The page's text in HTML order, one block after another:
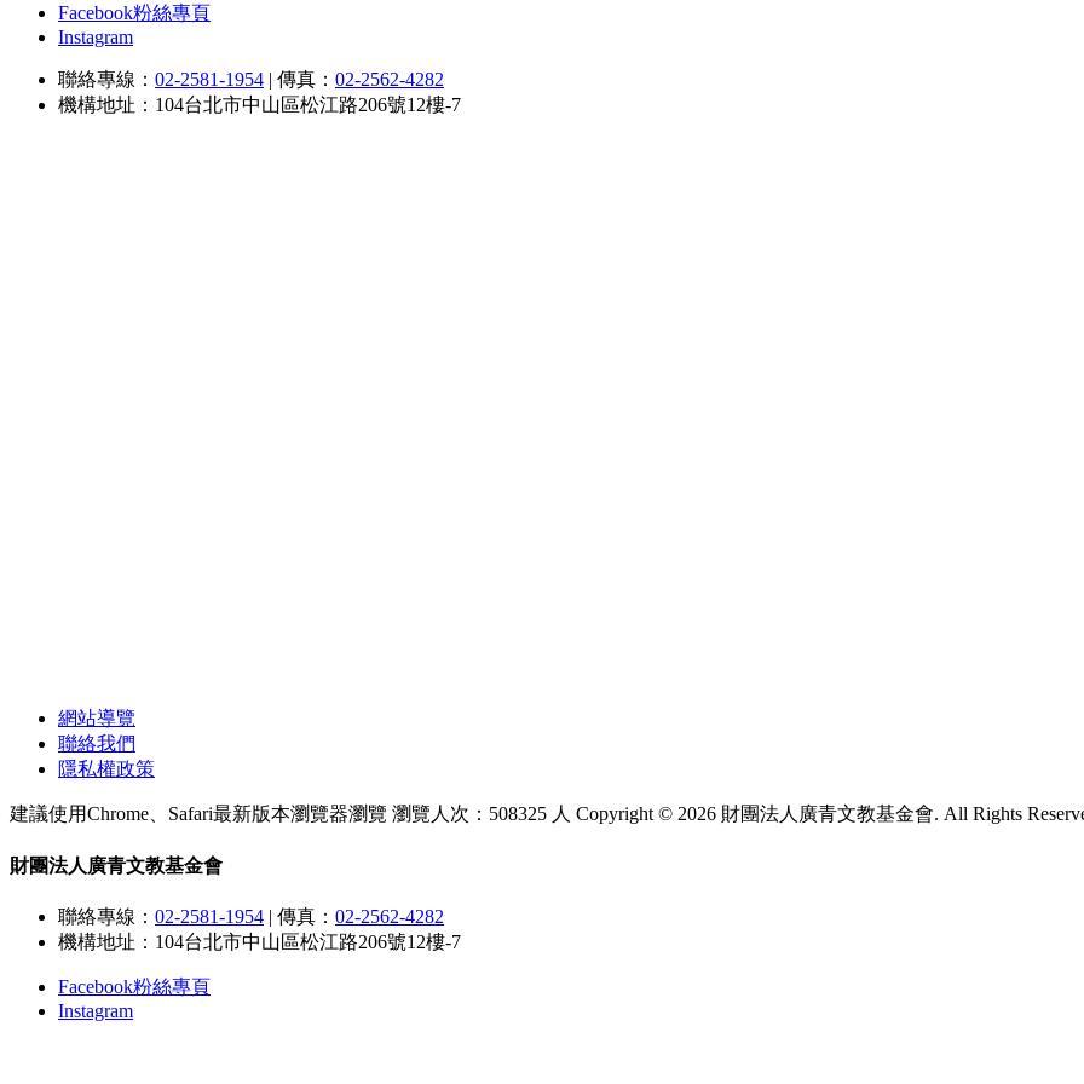
Facebook粉絲專頁
Instagram
聯絡專線： 02-2581-1954 | 傳真： 02-2562-4282
機構地址：104台北市中山區松江路206號12樓-7
網站導覽
聯絡我們
隱私權政策
建議使用Chrome、Safari最新版本瀏覽器瀏覽 瀏覽人次：508325 人 Copyright © 2026 財團法人廣青文教基金會. All Rights
財團法人廣青文教基金會
聯絡專線： 02-2581-1954 | 傳真： 02-2562-4282
機構地址：104台北市中山區松江路206號12樓-7
Facebook粉絲專頁
Instagram